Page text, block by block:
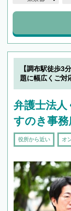
【調布駅徒歩3
題に幅広くご対
弁護士法人
すのき事務
役所から近い オ